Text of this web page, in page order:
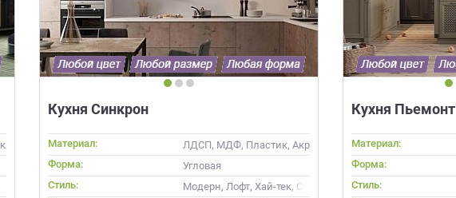
Массив
Кухня Синкрон
Материал:
ЛДСП, МДФ, Пластик, Акрил, Alvic / УФ лак
Форма:
Угловая
Стиль:
Модерн, Лофт, Хай-тек, Современные
Кухня Пьемонт
Материал:
Форма:
Стиль: